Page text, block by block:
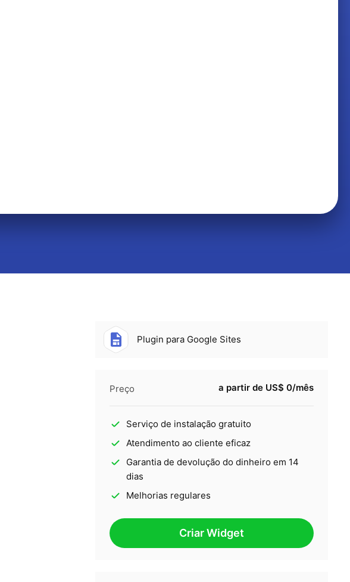
Plugin para Google Sites
Preço a partir de US$ 0/mês
Serviço de instalação gratuito
Atendimento ao cliente eficaz
Garantia de devolução do dinheiro em 14
dias
Melhorias regulares
Criar Widget